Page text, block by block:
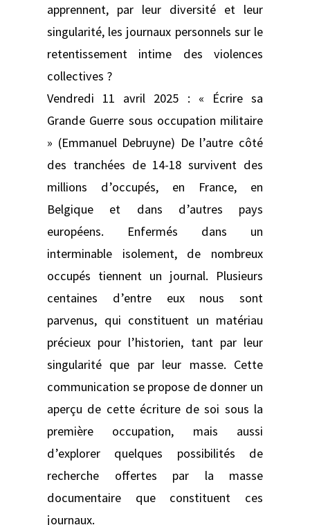
apprennent, par leur diversité et leur
singularité, les journaux personnels sur le
retentissement intime des violences
collectives ?
Vendredi 11 avril 2025 : « Écrire sa
Grande Guerre sous occupation militaire
» (Emmanuel Debruyne) De l’autre côté
des tranchées de 14-18 survivent des
millions d’occupés, en France, en
Belgique et dans d’autres pays
européens. Enfermés dans un
interminable isolement, de nombreux
occupés tiennent un journal. Plusieurs
centaines d’entre eux nous sont
parvenus, qui constituent un matériau
précieux pour l’historien, tant par leur
singularité que par leur masse. Cette
communication se propose de donner un
aperçu de cette écriture de soi sous la
première occupation, mais aussi
d’explorer quelques possibilités de
recherche offertes par la masse
documentaire que constituent ces
journaux.